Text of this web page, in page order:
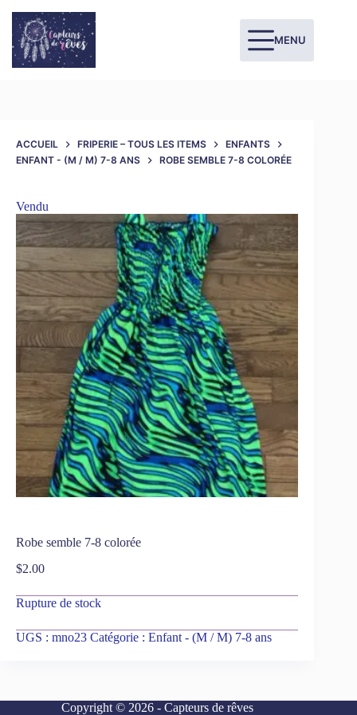
MENU
ACCUEIL FRIPERIE – TOUS LES ITEMS
ENFANTS
ENFANT - (M / M) 7-8 ANS
ROBE SEMBLE 7-8 COLORÉE
Vendu
Robe semble 7-8 colorée
$2.00
Rupture de stock
UGS : mno23 Catégorie : Enfant - (M / M) 7-8 ans
Copyright © 2026 - Capteurs de rêves